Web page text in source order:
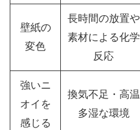
壁紙の
変色
長時間の放置や
素材による化学
反応
強いニ
オイを
感じる
換気不足・高温
多湿な環境